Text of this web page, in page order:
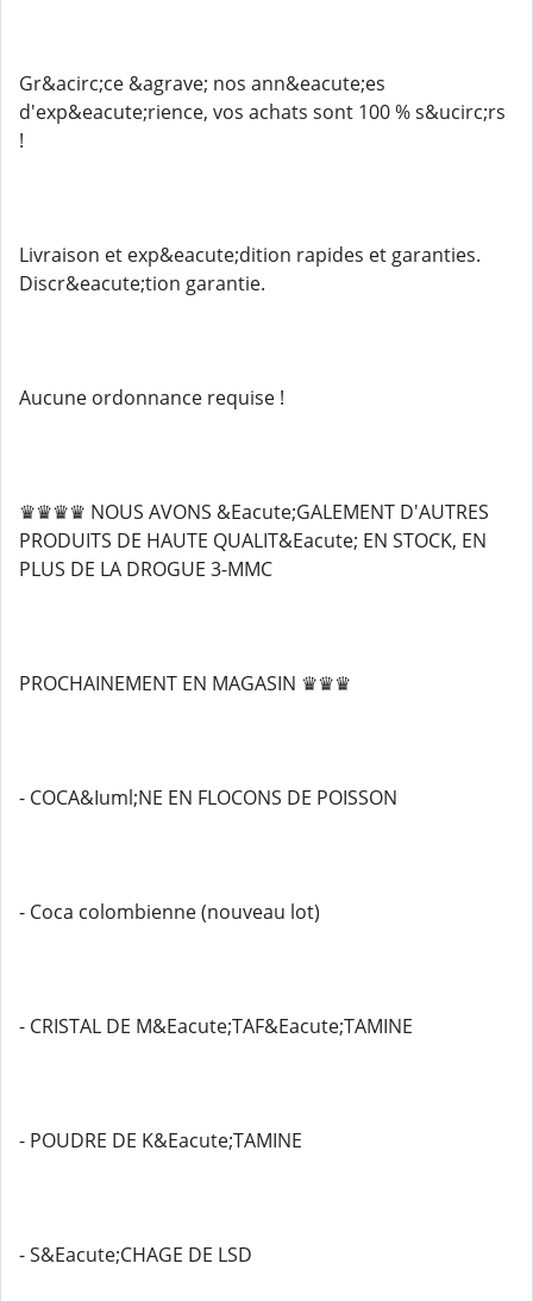
Gr&acirc;ce &agrave; nos ann&eacute;es
d'exp&eacute;rience, vos achats sont 100 % s&ucirc;rs
!
Livraison et exp&eacute;dition rapides et garanties.
Discr&eacute;tion garantie.
Aucune ordonnance requise !
♛♛♛♛ NOUS AVONS &Eacute;GALEMENT D'AUTRES
PRODUITS DE HAUTE QUALIT&Eacute; EN STOCK, EN
PLUS DE LA DROGUE 3-MMC
PROCHAINEMENT EN MAGASIN ♛♛♛
- COCA&Iuml;NE EN FLOCONS DE POISSON
- Coca colombienne (nouveau lot)
- CRISTAL DE M&Eacute;TAF&Eacute;TAMINE
- POUDRE DE K&Eacute;TAMINE
- S&Eacute;CHAGE DE LSD